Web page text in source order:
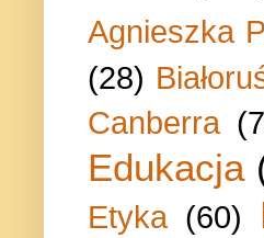
Agnieszka
(28)
Canberra
Edukacja
Etyka (60)